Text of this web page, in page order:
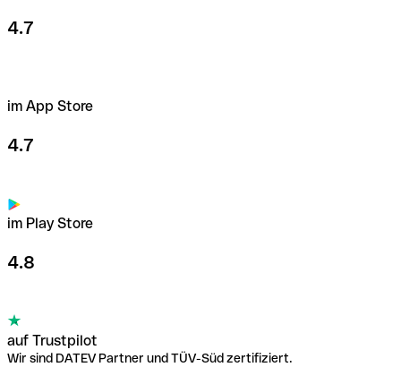
4.7
im App Store
4.7
im Play Store
4.8
auf Trustpilot
Wir sind DATEV Partner und TÜV-Süd zertifiziert.